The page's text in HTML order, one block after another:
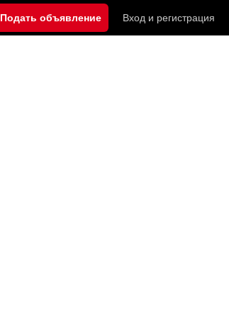
Подать объявление Вход и регистрация